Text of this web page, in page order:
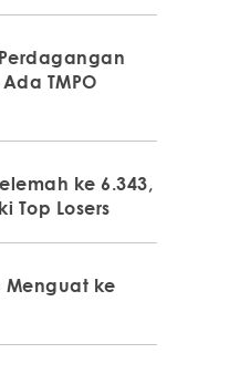
TMPO
ke 6.343,
Top Losers
Menguat ke